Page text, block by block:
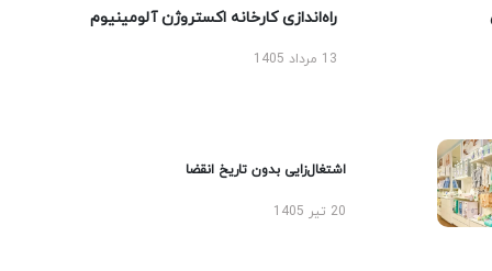
راه‌اندازی کارخانه اکستروژن آلومینیوم
13 مرداد 1405
اشتغال‌زایی بدون تاریخ انقضا
20 تیر 1405